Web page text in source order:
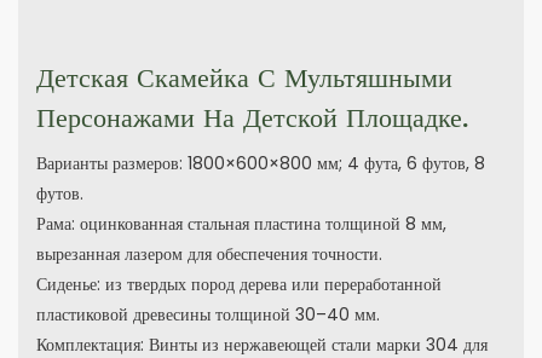
Детская Скамейка С Мультяшными
Персонажами На Детской Площадке.
Варианты размеров: 1800×600×800 мм; 4 фута, 6 футов, 8
футов.
Рама: оцинкованная стальная пластина толщиной 8 мм,
вырезанная лазером для обеспечения точности.
Сиденье: из твердых пород дерева или переработанной
пластиковой древесины толщиной 30–40 мм.
Комплектация: Винты из нержавеющей стали марки 304 для